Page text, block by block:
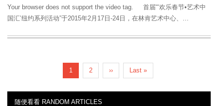
Your browser does not support the video tag. 首届“‘欢乐春节•艺术中
国汇’纽约系列活动”于2015年2月17日-24日，在林肯艺术中心、…
Current
page
1 Page
2
Next
page
››
Last
page
Last »
随便看看 RANDOM ARTICLES